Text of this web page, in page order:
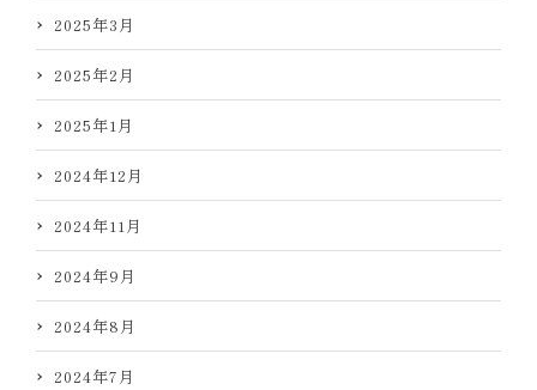
2025年3月
2025年2月
2025年1月
2024年12月
2024年11月
2024年9月
2024年8月
2024年7月